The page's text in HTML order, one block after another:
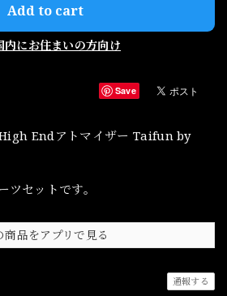
Add to cart
内にお住まいの方向け
Save
Endアトマイザー Taifun by
セットです。
商品をアプリで見る
通報する